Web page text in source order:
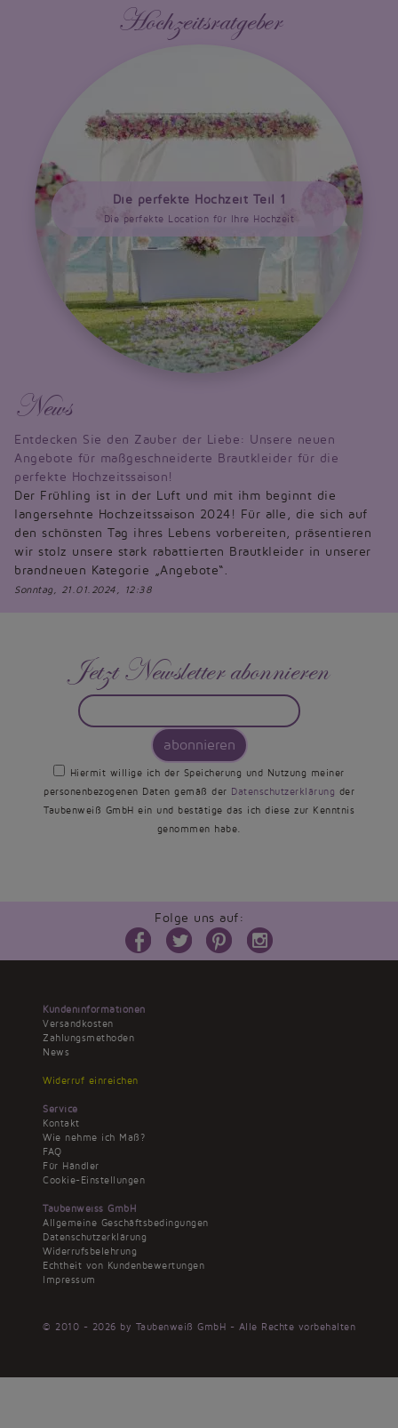
Hochzeitsratgeber
Die perfekte Hochzeit Teil 1
Die perfekte Location für Ihre Hochzeit
News
Entdecken Sie den Zauber der Liebe: Unsere neuen
Angebote für maßgeschneiderte Brautkleider für die
perfekte Hochzeitssaison!
Der Frühling ist in der Luft und mit ihm beginnt die
langersehnte Hochzeitssaison 2024! Für alle, die sich auf
den schönsten Tag ihres Lebens vorbereiten, präsentieren
wir stolz unsere stark rabattierten Brautkleider in unserer
brandneuen Kategorie „Angebote“.
Sonntag, 21.01.2024, 12:38
Jetzt Newsletter abonnieren
abonnieren
Hiermit willige ich der Speicherung und Nutzung meiner
personenbezogenen Daten gemäß der Datenschutzerklärung der
Taubenweiß GmbH ein und bestätige das ich diese zur Kenntnis
genommen habe.
Folge uns auf:
Kundeninformationen
Versandkosten
Zahlungsmethoden
News
Widerruf einreichen
Service
Kontakt
Wie nehme ich Maß?
FAQ
Für Händler
Cookie-Einstellungen
Taubenweiss GmbH
Allgemeine Geschäftsbedingungen
Datenschutzerklärung
Widerrufsbelehrung
Echtheit von Kundenbewertungen
Impressum
© 2010 - 2026 by Taubenweiß GmbH - Alle Rechte vorbehalten